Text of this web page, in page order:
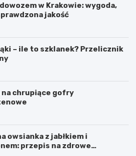
w Krakowie: wygoda,
jakość
– ile to szklanek? Przelicznik
na chrupiące gofry
owsianka z jabłkiem i
przepis na zdrowe